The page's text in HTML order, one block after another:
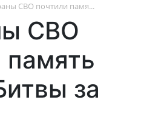
СВО почтили памя...
СВО
память
за